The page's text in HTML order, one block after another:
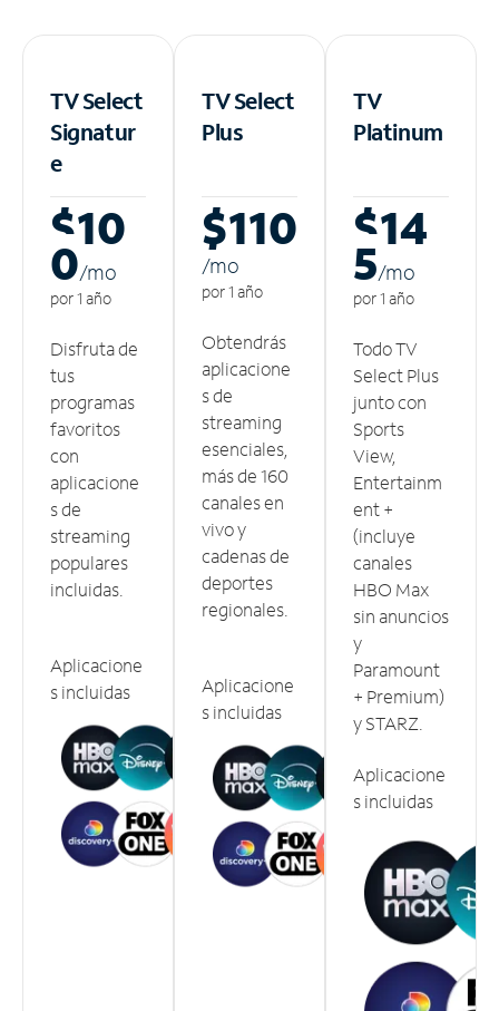
TV Select
Signatur
e
$10
0/mo
por 1 año
Disfruta de
tus
programas
favoritos
con
aplicacione
s de
streaming
populares
incluidas.
Aplicacione
s incluidas
TV Select
Plus
$110
/mo
por 1 año
Obtendrás
aplicacione
s de
streaming
esenciales,
más de 160
canales en
vivo y
cadenas de
deportes
regionales.
Aplicacione
s incluidas
TV
Platinum
$14
5/mo
por 1 año
Todo TV
Select Plus
junto con
Sports
View,
Entertainm
ent +
(incluye
canales
HBO Max
sin anuncios
y
Paramount
+ Premium)
y STARZ.
Aplicacione
s incluidas